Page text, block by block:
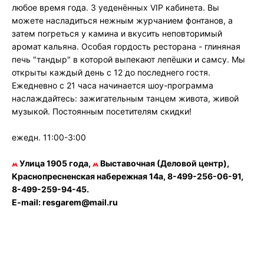
любое время года. 3 уеденённых VIP кабинета. Вы
можете насладиться нежным журчанием фонтанов, а
затем погреться у камина и вкусить неповторимый
аромат кальяна. Особая гордость ресторана - глиняная
печь "тандыр" в которой выпекают лепёшки и самсу. Мы
открыты каждый день с 12 до последнего гостя.
Ежедневно с 21 часа начинается шоу-программа
наслаждайтесь: зажигательным танцем живота, живой
музыкой. Постоянным посетителям скидки!
ежедн. 11:00-3:00
Улица 1905 года,
Выставочная (Деловой центр),
Краснопресненская набережная 14а, 8-499-256-06-91,
8-499-259-94-45.
E-mail: resgarem@mail.ru